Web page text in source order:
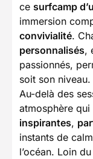
ce surfcamp
immersion
convivialité.
personnalisés,
passionnés,
soit son niveau.
Au-delà des
atmosphère
inspirantes,
instants de
l’océan. Loin